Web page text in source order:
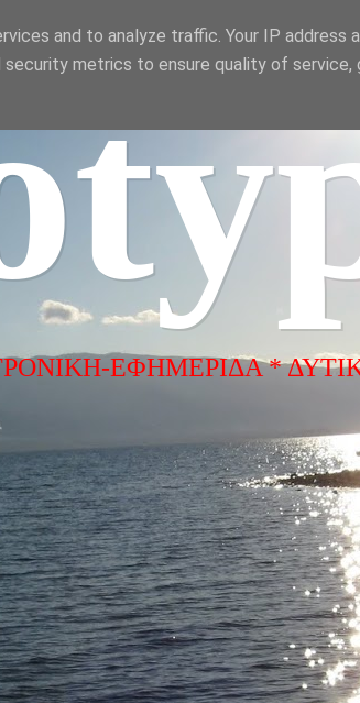
ΕΦΗΜΕΡΙΔΑ *
and to analyze traffic. Your IP address
metrics to ensure quality of service,